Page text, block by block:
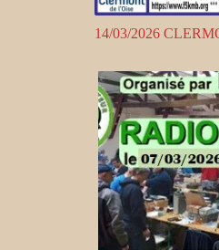
14/03/2026